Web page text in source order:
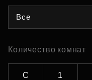
Все
Количество комнат
С 1